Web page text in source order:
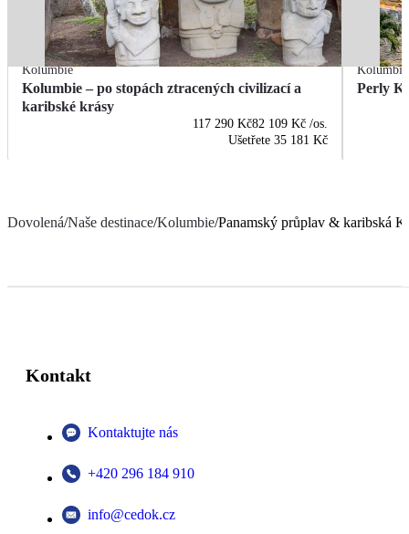
Kolumbie
Kolumbie – po stopách ztracených civilizací a
karibské krásy
117 290 Kč82 109 Kč /os.
Ušetřete 35 181 Kč
Kolumbie
Perly
Dovolená/Naše destinace/Kolumbie/Panamský průplav & karibská
Kontakt
Kontaktujte nás
+420 296 184 910
info@cedok.cz